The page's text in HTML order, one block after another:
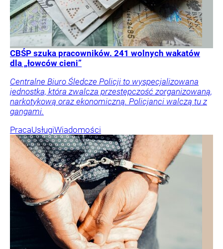
CBŚP szuka pracowników. 241 wolnych wakatów
dla „łowców cieni”
Centralne Biuro Śledcze Policji to wyspecjalizowana
jednostka, która zwalcza przestępczość zorganizowaną,
narkotykową oraz ekonomiczną. Policjanci walczą tu z
gangami.
PracaUsługiWiadomości